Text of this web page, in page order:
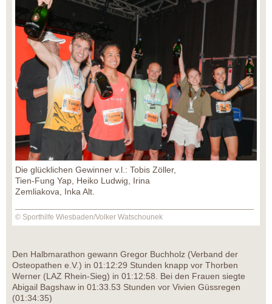
Die glücklichen Gewinner v.l.: Tobis Zöller,
Tien-Fung Yap, Heiko Ludwig, Irina
Zemliakova, Inka Alt.
© Sporthilfe Wiesbaden/Volker Watschounek
Den Halbmarathon gewann Gregor Buchholz (Verband der
Osteopathen e.V.) in 01:12:29 Stunden knapp vor Thorben
Werner (LAZ Rhein-Sieg) in 01:12:58. Bei den Frauen siegte
Abigail Bagshaw in 01:33.53 Stunden vor Vivien Güssregen
(01:34:35)